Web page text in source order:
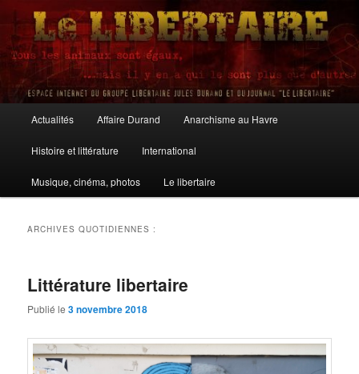
Aller
contenu
principal
Aller
contenu
secondaire
Le Libertaire
principal
Actualités Affaire Durand Anarchisme au Havre
Histoire et littérature International
Musique, cinéma, photos Le libertaire
ARCHIVES QUOTIDIENNES :
Littérature libertaire
Publié le3 novembre 2018